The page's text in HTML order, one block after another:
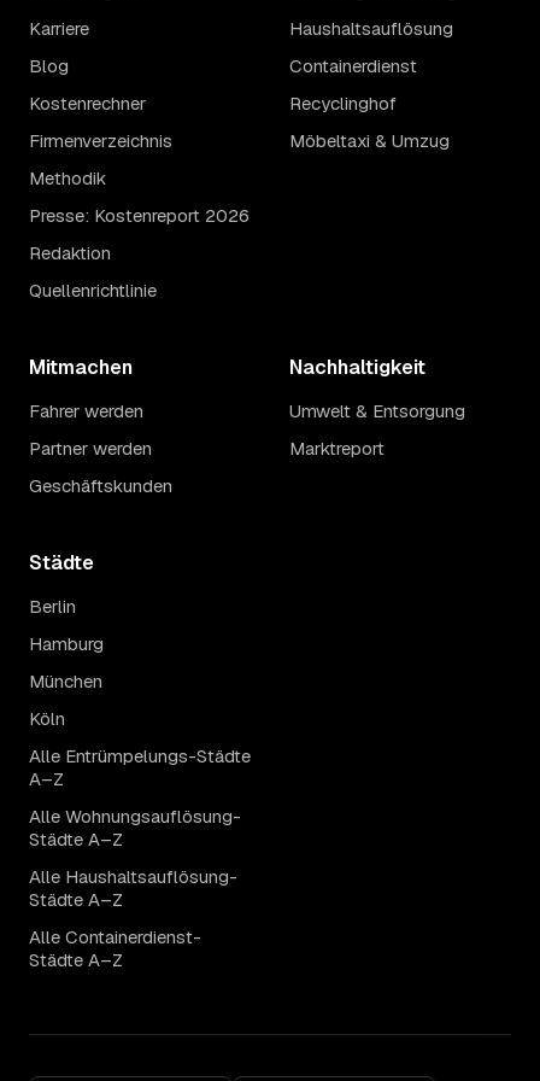
Karriere
Blog
Kostenrechner
Firmenverzeichnis
Methodik
Presse: Kostenreport 2026
Redaktion
Quellenrichtlinie
Haushaltsauflösung
Containerdienst
Recyclinghof
Möbeltaxi & Umzug
Mitmachen
Fahrer werden
Partner werden
Geschäftskunden
Nachhaltigkeit
Umwelt & Entsorgung
Marktreport
Städte
Berlin
Hamburg
München
Köln
Alle Entrümpelungs-Städte
A–Z
Alle Wohnungsauflösung-
Städte A–Z
Alle Haushaltsauflösung-
Städte A–Z
Alle Containerdienst-
Städte A–Z